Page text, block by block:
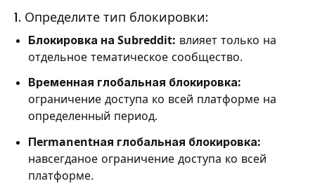
1. Определите тип блокировки:
Блокировка на Subreddit: влияет только на
отдельное тематическое сообщество.
Временная глобальная блокировка:
ограничение доступа ко всей платформе на
определенный период.
Пermanentная глобальная блокировка:
навсегданое ограничение доступа ко всей
платформе.